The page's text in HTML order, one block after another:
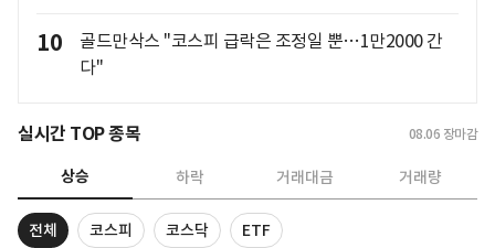
10
골드만삭스 "코스피 급락은 조정일 뿐…1만2000 간
다"
실시간 TOP 종목 08.06 장마감
상승 하락 거래대금 거래량
전체 코스피 코스닥 ETF